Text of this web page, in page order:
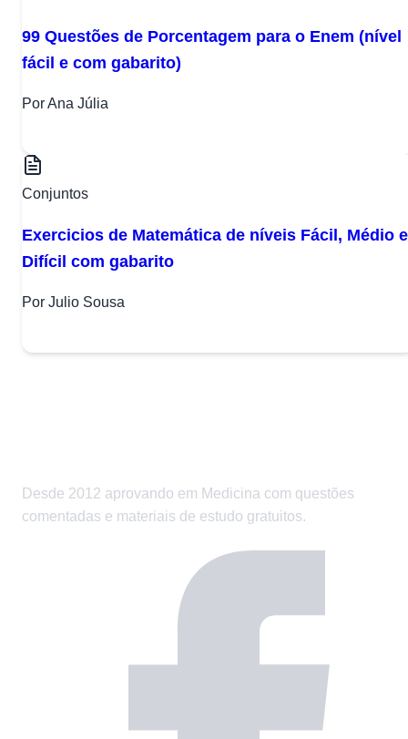
99 Questões de Porcentagem para o Enem (nível
fácil e com gabarito)
Por Ana Júlia
Conjuntos
Exercicios de Matemática de níveis Fácil, Médio e
Difícil com gabarito
Por Julio Sousa
Desde 2012 aprovando em Medicina com questões
comentadas e materiais de estudo gratuitos.